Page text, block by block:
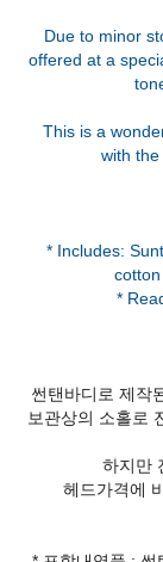
Due to minor
offered at a
This is a
with
* Includes:
썬탠바디로 제작
보관상의 소홀로
하지만
헤드가격에